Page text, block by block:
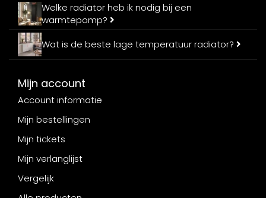
Welke radiator heb ik nodig bij een
warmtepomp?
Wat is de beste lage temperatuur radiator?
Mijn account
Account informatie
Mijn bestellingen
Mijn tickets
Mijn verlanglijst
Vergelijk